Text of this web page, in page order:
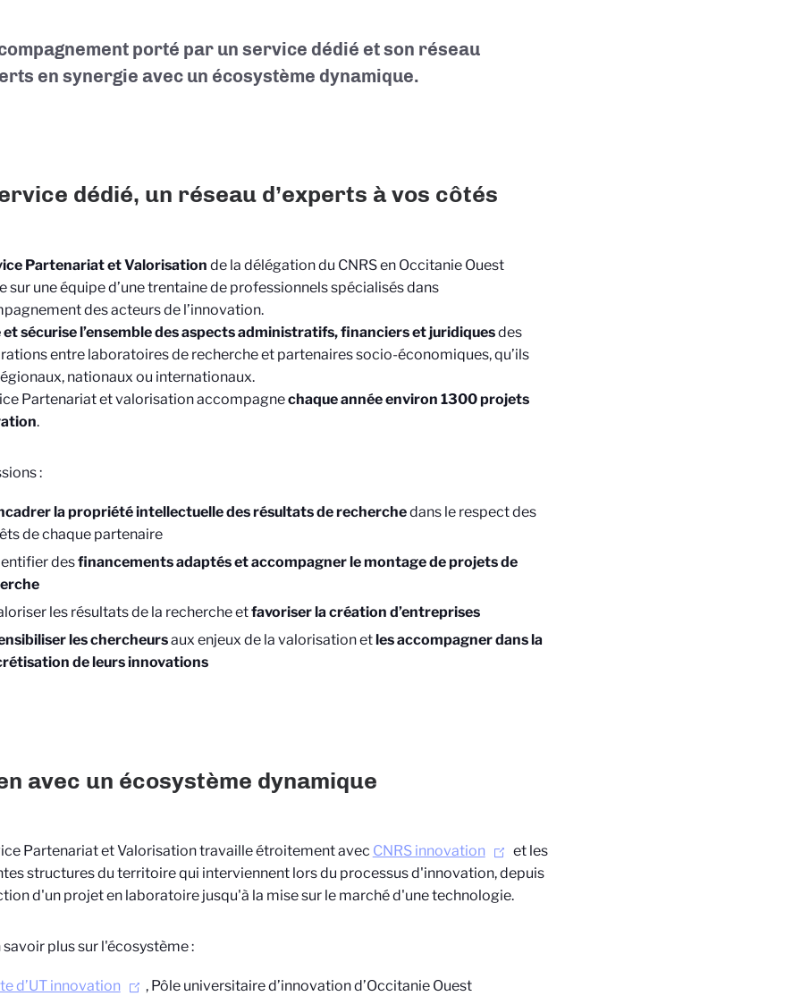
porté par un service dédié et son réseau
en synergie avec un écosystème dynamique.
dédié, un réseau d’experts à vos côtés
Partenariat et Valorisation de la délégation du CNRS en Occitanie Ouest
sur une équipe d’une trentaine de professionnels spécialisés dans
des acteurs de l’innovation.
sécurise l’ensemble des aspects administratifs, financiers et juridiquesdes
entre laboratoires de recherche et partenaires socio-économiques, qu’ils
nationaux ou internationaux.
Partenariat et valorisation accompagnechaque année environ 1300 projets
.
:
la propriété intellectuelle des résultats de recherchedans le respect des
de chaque partenaire
desfinancements adaptés et accompagner le montage de projets de
les résultats de la recherche etfavoriser la création d’entreprises
les chercheursaux enjeux de la valorisation etles accompagner dans la
de leurs innovations
avec un écosystème dynamique
Partenariat et Valorisation travaille étroitement avec CNRS innovation
et les
structures du territoire qui interviennent lors du processus d'innovation, depuis
d'un projet en laboratoire jusqu'à la mise sur le marché d'une technologie.
savoir plus sur l'écosystème :
d’UT innovation
, Pôle universitaire d’innovation d’Occitanie Ouest